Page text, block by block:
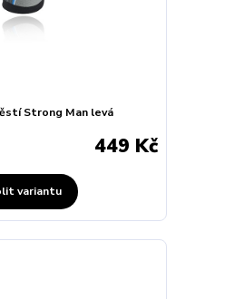
Strong Man levá
449 Kč
variantu